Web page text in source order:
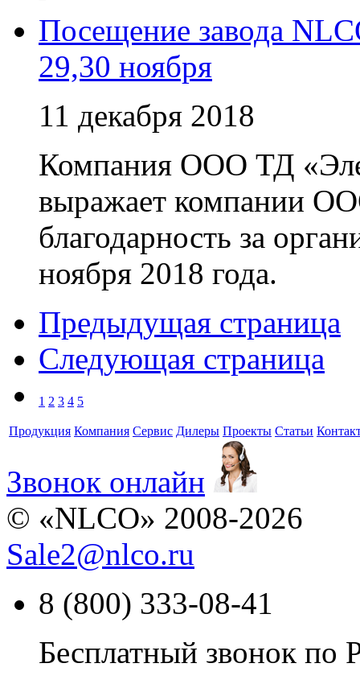
Посещение завода
29,30 ноября
11 декабря 2018
Компания ООО ТД
выражает компании
благодарность за
ноября 2018 года.
Предыдущая страница
Следующая страница
1 2 3 4 5
Продукция Компания Сервис Дилеры Проекты Статьи
Звонок онлайн
© «NLCO» 2008-2026
Sale2@nlco.ru
8 (800) 333-08-41
Бесплатный звонок по